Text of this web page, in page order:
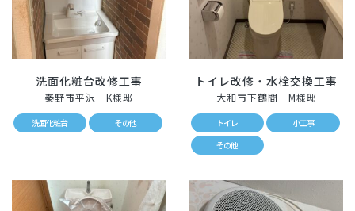
洗面化粧台改修工事
秦野市平沢 K様邸
洗面化粧台 その他
トイレ改修・水栓交換工事
大和市下鶴間 M様邸
トイレ
小工事
その他